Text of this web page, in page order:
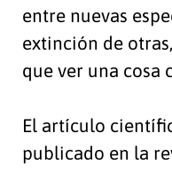
entre nuevas
extinción de
que ver una cosa
El artículo
publicado en la